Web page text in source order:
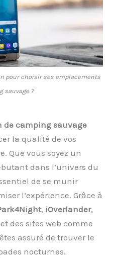
pour choisir ses emplacements
sauvage ?
de camping sauvage
la qualité de vos
Que vous soyez un
dans l’univers du
de se munir
l’expérience. Grâce à
, iOverlander,
et des sites web comme
assuré de trouver le
nocturnes.